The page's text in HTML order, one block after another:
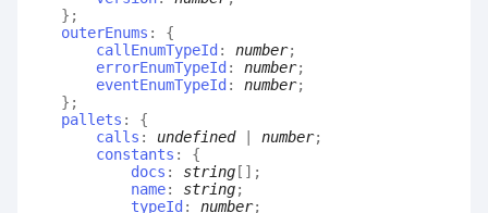
} ;
outerEnums : {
callEnumTypeId : number;
errorEnumTypeId : number;
eventEnumTypeId : number;
} ;
pallets : {
calls : undefined| number;
constants : {
docs : string [] ;
name: string;
typeId : number;